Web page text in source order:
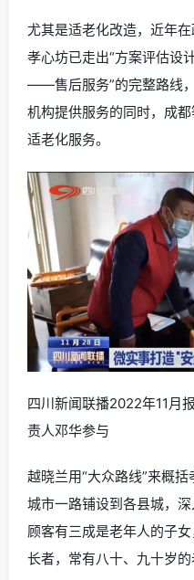
尤其是适老化改造，近年在
孝心坊已走出“方案评估
——售后服务”的完整路线
机构提供服务的同时，成
适老化服务。
四川新闻联播2022年11月
责人邓华参与
越晓兰用“大众路线”来概
城市一路铺设到各县城，深
顾客有三成是老年人的子
长者，常有八十、九十岁的